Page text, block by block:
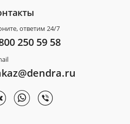
ответим 24/7
250 59 58